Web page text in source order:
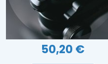
50,20 €